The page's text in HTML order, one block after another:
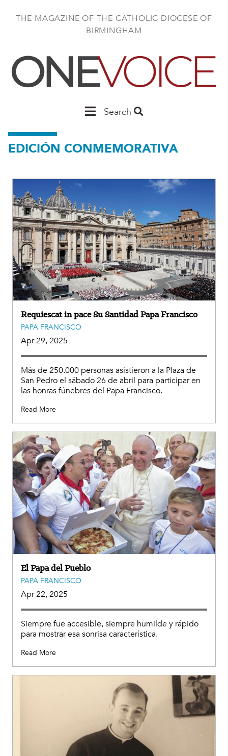
THE MAGAZINE OF THE CATHOLIC DIOCESE OF
BIRMINGHAM
MainSearch
EDICIÓN CONMEMORATIVA
Requiescat in pace Su Santidad Papa Francisco
PAPA FRANCISCO
Apr 29, 2025
Más de 250.000 personas asistieron a la Plaza de
San Pedro el sábado 26 de abril para participar en
las honras fúnebres del Papa Francisco.
Read More
El Papa del Pueblo
PAPA FRANCISCO
Apr 22, 2025
Siempre fue accesible, siempre humilde y rápido
para mostrar esa sonrisa característica.
Read More